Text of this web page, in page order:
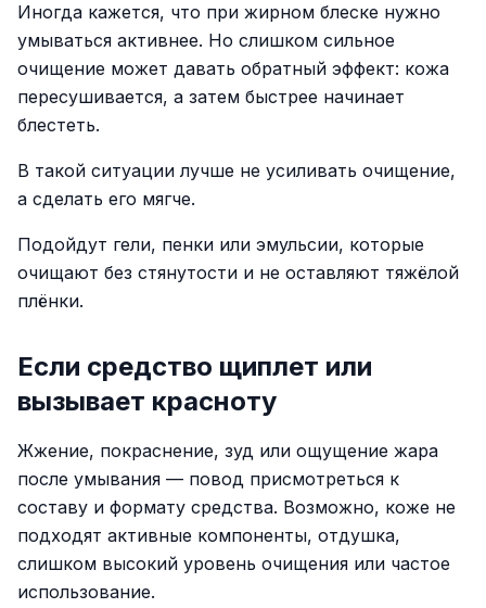
Иногда кажется, что при жирном блеске нужно
умываться активнее. Но слишком сильное
очищение может давать обратный эффект: кожа
пересушивается, а затем быстрее начинает
блестеть.
В такой ситуации лучше не усиливать очищение,
а сделать его мягче.
Подойдут гели, пенки или эмульсии, которые
очищают без стянутости и не оставляют тяжёлой
плёнки.
Если средство щиплет или
вызывает красноту
Жжение, покраснение, зуд или ощущение жара
после умывания — повод присмотреться к
составу и формату средства. Возможно, коже не
подходят активные компоненты, отдушка,
слишком высокий уровень очищения или частое
использование.